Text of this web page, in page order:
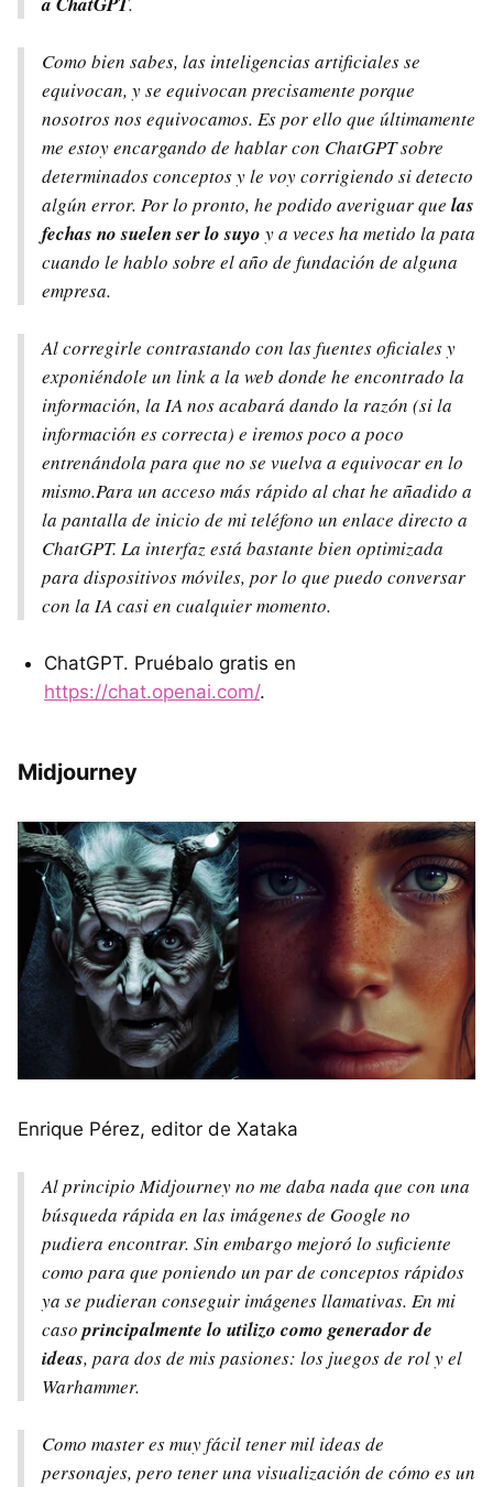
Como bien sabes, las inteligencias artificiales se
equivocan, y se equivocan precisamente porque
nosotros nos equivocamos. Es por ello que últimamente
me estoy encargando de hablar con ChatGPT sobre
determinados conceptos y le voy corrigiendo si detecto
algún error. Por lo pronto, he podido averiguar que las
fechas no suelen ser lo suyo y a veces ha metido la pata
cuando le hablo sobre el año de fundación de alguna
empresa.
Al corregirle contrastando con las fuentes oficiales y
exponiéndole un link a la web donde he encontrado la
información, la IA nos acabará dando la razón (si la
información es correcta) e iremos poco a poco
entrenándola para que no se vuelva a equivocar en lo
mismo.Para un acceso más rápido al chat he añadido a
la pantalla de inicio de mi teléfono un enlace directo a
ChatGPT. La interfaz está bastante bien optimizada
para dispositivos móviles, por lo que puedo conversar
con la IA casi en cualquier momento.
ChatGPT. Pruébalo gratis en
https://chat.openai.com/.
Midjourney
Enrique Pérez, editor de Xataka
Al principio Midjourney no me daba nada que con una
búsqueda rápida en las imágenes de Google no
pudiera encontrar. Sin embargo mejoró lo suficiente
como para que poniendo un par de conceptos rápidos
ya se pudieran conseguir imágenes llamativas. En mi
casoprincipalmente lo utilizo como generador de
ideas, para dos de mis pasiones: los juegos de rol y el
Warhammer.
Como master es muy fácil tener mil ideas de
personajes, pero tener una visualización de cómo es un